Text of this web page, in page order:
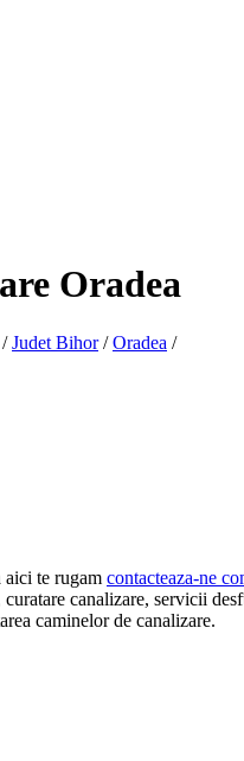
Oradea
/Judet Bihor/Oradea /
aici te rugam contacteaza-ne
canalizare, servicii
caminelor de canalizare.